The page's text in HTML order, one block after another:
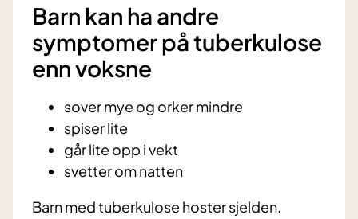
Barn kan ha andre
symptomer på tuberkulose
enn voksne
sover mye og orker mindre
spiser lite
går lite opp i vekt
svetter om natten
Barn med tuberkulose hoster sjelden.